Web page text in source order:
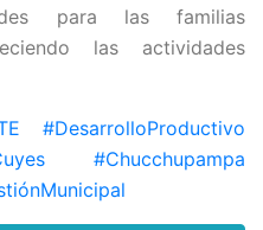
para las familias
las actividades
#DesarrolloProductivo
#Chucchupampa